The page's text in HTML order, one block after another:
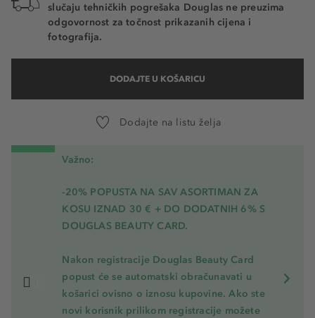
slučaju tehničkih pogrešaka Douglas ne preuzima
odgovornost za točnost prikazanih cijena i
fotografija.
DODAJTE U KOŠARICU
Dodajte na listu želja
Važno:
-20% POPUSTA NA SAV ASORTIMAN ZA
KOSU IZNAD 30 € + DO DODATNIH 6% S
DOUGLAS BEAUTY CARD.
Nakon registracije Douglas Beauty Card
popust će se automatski obračunavati u
košarici ovisno o iznosu kupovine. Ako ste
novi korisnik prilikom registracije možete